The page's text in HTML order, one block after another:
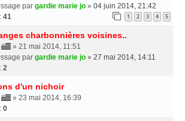
par gardie marie jo » 04 juin 2014, 21:42
41 1 2 3 4 5
charbonnières voisines..
» 21 mai 2014, 11:51
par gardie marie jo » 27 mai 2014, 14:11
2
d'un nichoir
» 23 mai 2014, 16:39
0